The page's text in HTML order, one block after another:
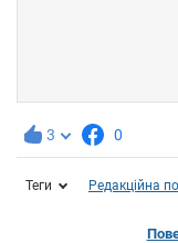
3 0
Теги Редакційна